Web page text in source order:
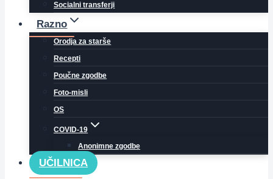
Socialni transferji
Razno
Orodja za starše
Recepti
Poučne zgodbe
Foto-misli
OS
COVID-19
Anonimne zgodbe
UČILNICA